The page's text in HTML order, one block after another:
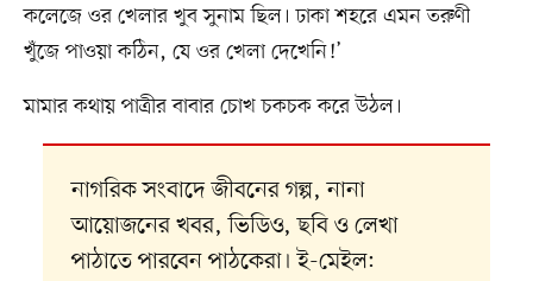
কলেজে ওর খেলার খুব সুনাম ছিল। ঢাকা শহরে এমন তরুণী
খুঁজে পাওয়া কঠিন, যে ওর খেলা দেখেনি!’
মামার কথায় পাত্রীর বাবার চোখ চকচক করে উঠল।
নাগরিক সংবাদে জীবনের গল্প, নানা
আয়োজনের খবর, ভিডিও, ছবি ও লেখা
পাঠাতে পারবেন পাঠকেরা। ই-মেইল: